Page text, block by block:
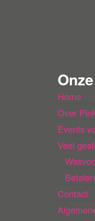
Home
Over
Events
Veel
Contact